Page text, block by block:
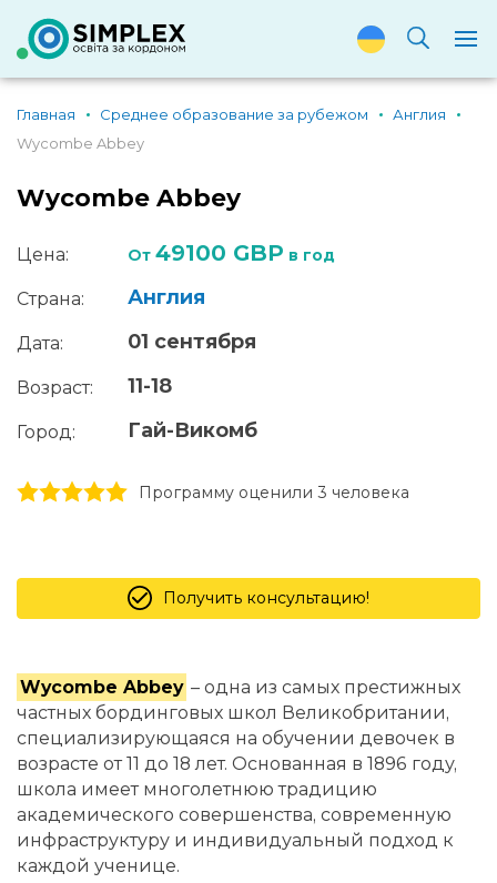
Главная Среднее образование за рубежом
Англия
Wycombe Abbey
Wycombe Abbey
Цена: От 49100 GBP в год
Страна: Англия
Дата: 01 сентября
Возраст: 11-18
Город: Гай-Викомб
5 stars
4 stars
3 stars
2 stars
1 stars Программу оценили 3 человекa
Получить консультацию!
Wycombe Abbey – одна из самых престижных
частных бординговых школ Великобритании,
специализирующаяся на обучении девочек в
возрасте от 11 до 18 лет. Основанная в 1896 году,
школа имеет многолетнюю традицию
академического совершенства, современную
инфраструктуру и индивидуальный подход к
каждой ученице.